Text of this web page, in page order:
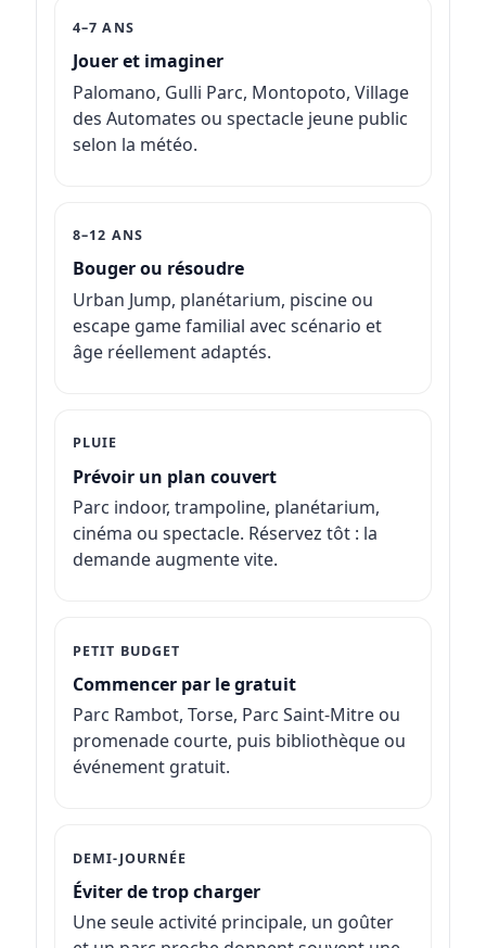
4–7 ANS
Jouer et imaginer
Palomano, Gulli Parc, Montopoto, Village
des Automates ou spectacle jeune public
selon la météo.
8–12 ANS
Bouger ou résoudre
Urban Jump, planétarium, piscine ou
escape game familial avec scénario et
âge réellement adaptés.
PLUIE
Prévoir un plan couvert
Parc indoor, trampoline, planétarium,
cinéma ou spectacle. Réservez tôt : la
demande augmente vite.
PETIT BUDGET
Commencer par le gratuit
Parc Rambot, Torse, Parc Saint-Mitre ou
promenade courte, puis bibliothèque ou
événement gratuit.
DEMI-JOURNÉE
Éviter de trop charger
Une seule activité principale, un goûter